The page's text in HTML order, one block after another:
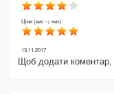
Ціни (вис -> низ):
13.11.2017
Щоб додати коментар,